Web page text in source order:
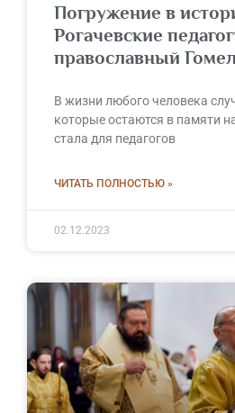
Погружение в
Рогачевские
православный
В жизни любого человека
которые остаются в памяти
стала для педагогов
ЧИТАТЬ ПОЛНОСТЬЮ »
02.12.2023